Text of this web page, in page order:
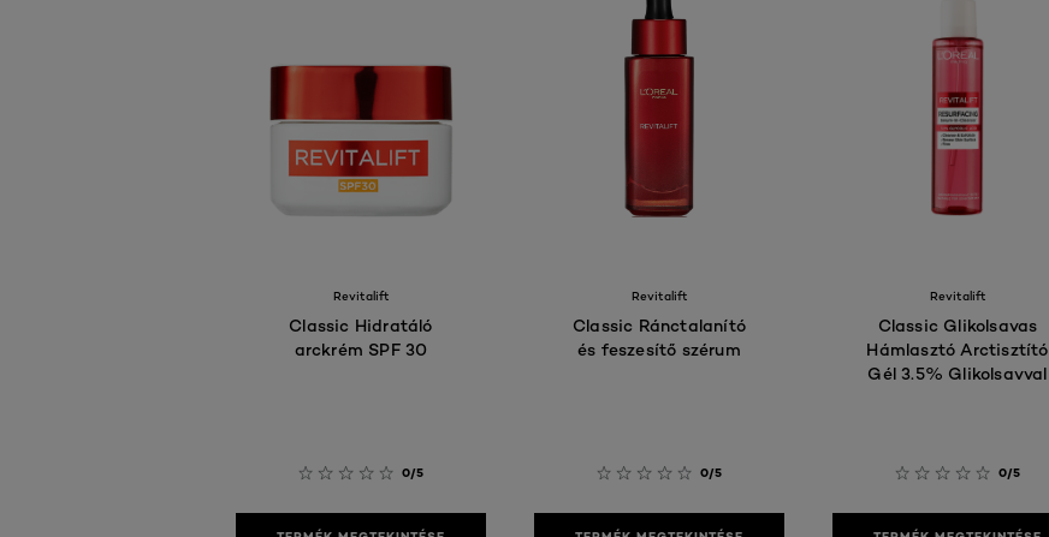
Revitalift
Classic Hidratáló
arckrém SPF 30
0/5
Revitalift
Classic Ránctalanító
és feszesítő szérum
0/5
Revitalift
Classic Glikolsavas
Hámlasztó Arctisztító
Gél 3.5% Glikolsavval
0/5